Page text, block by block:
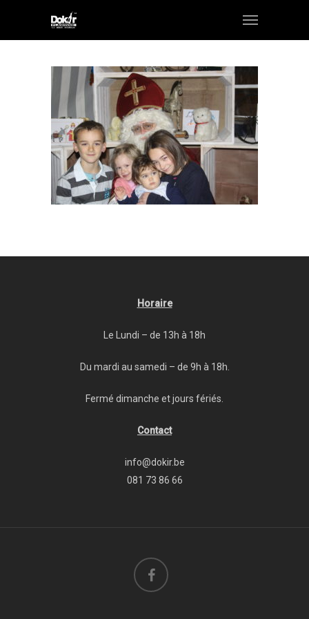
Horaire
Le Lundi – de 13h à 18h
Du mardi au samedi – de 9h à 18h.
Fermé dimanche et jours fériés.
Contact
info@dokir.be
081 73 86 66